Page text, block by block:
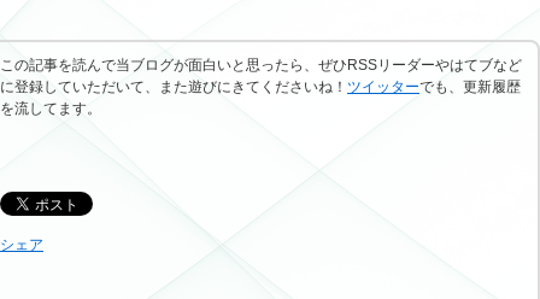
この記事を読んで当ブログが面白いと思ったら、ぜひRSSリーダーやはてブなど
に登録していただいて、また遊びにきてくださいね！ ツイッターでも、更新履歴
を流してます。
シェア